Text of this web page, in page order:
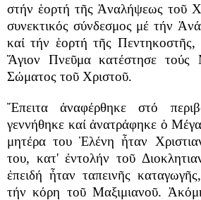
στήν ἑορτή τῆς Ἀναλήψεως τοῦ
συνεκτικός σύνδεσμος μέ τήν
καί τήν ἑορτή τῆς
Ἅγιον Πνεῦμα κατέστησε τούς
Σώματος τοῦ Χριστοῦ.
Ἔπειτα ἀναφέρθηκε στό
γεννήθηκε καί ἀνατράφηκε ὁ
μητέρα του Ἑλένη ἦταν
του, κατ' ἐντολήν τοῦ
ἐπειδή ἦταν ταπεινῆς
τήν κόρη τοῦ Μαξιμιανοῦ.